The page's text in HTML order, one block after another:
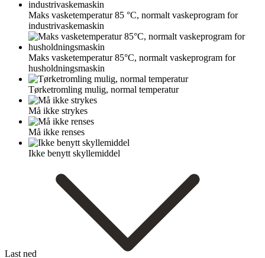
Maks vasketemperatur 85 °C, normalt vaskeprogram for
industrivaskemaskin
Maks vasketemperatur 85°C, normalt vaskeprogram for
husholdningsmaskin
Tørketromling mulig, normal temperatur
Må ikke strykes
Må ikke renses
Ikke benytt skyllemiddel
Last ned